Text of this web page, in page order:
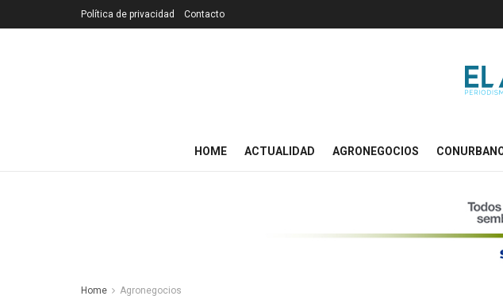
Política de privacidad Contacto
HOME ACTUALIDAD AGRONEGOCIOS
Home Agronegocios